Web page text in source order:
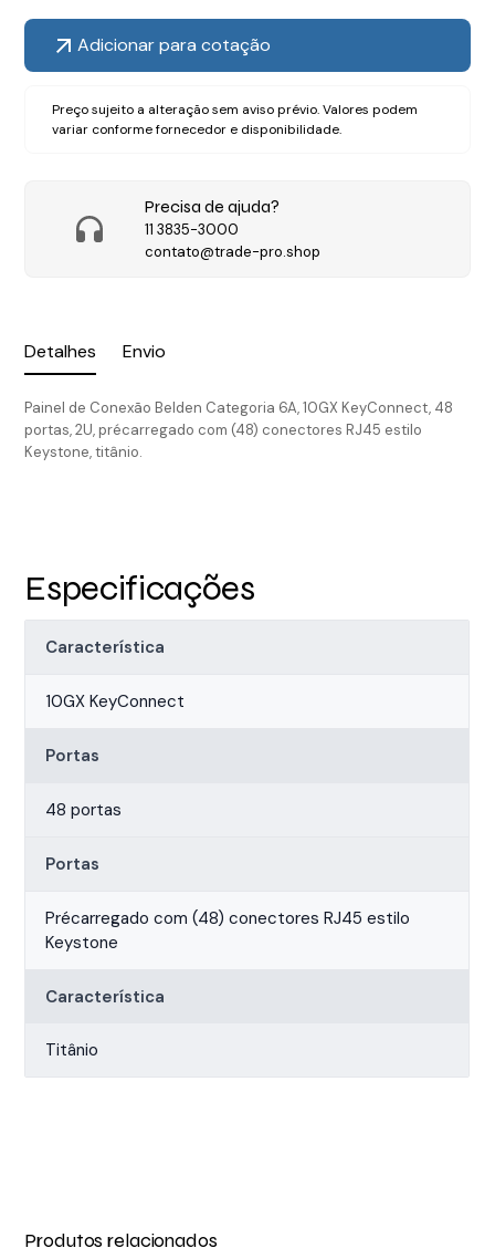
Detalhes Envio
Painel de Conexão Belden Categoria 6A, 10GX KeyConnect, 48
portas, 2U, précarregado com (48) conectores RJ45 estilo
Keystone, titânio.
Adicionar para cotação
Preço sujeito a alteração sem aviso prévio. Valores podem
variar conforme fornecedor e disponibilidade.
Precisa de ajuda?
11 3835-3000
contato@trade-pro.shop
Especificações
Característica
10GX KeyConnect
Portas
48 portas
Portas
Précarregado com (48) conectores RJ45 estilo
Keystone
Característica
Titânio
Produtos relacionados